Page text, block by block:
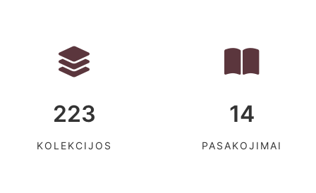
223
KOLEKCIJOS
14
PASAKOJIMAI